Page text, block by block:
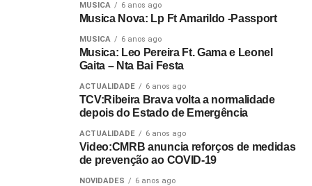
MUSICA 6 anos ago
Musica Nova: Lp Ft Amarildo -Passport
MUSICA 6 anos ago
Musica: Leo Pereira Ft. Gama e Leonel
Gaita – Nta Bai Festa
ACTUALIDADE 6 anos ago
TCV:Ribeira Brava volta a normalidade
depois do Estado de Emergência
ACTUALIDADE 6 anos ago
Video:CMRB anuncia reforços de medidas
de prevenção ao COVID-19
NOVIDADES 6 anos ago